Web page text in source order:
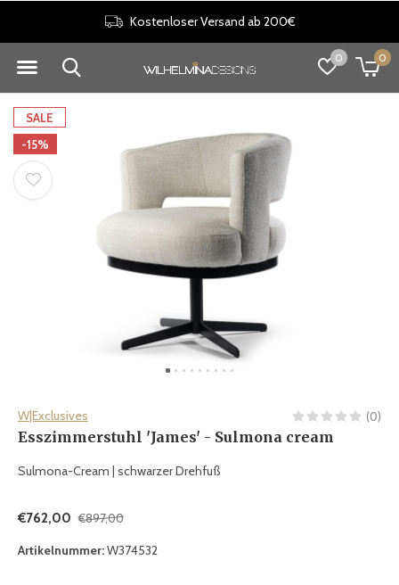
0 0
Kostenloser Versand ab 200€
SALE
-15%
W|Exclusives (0)
Esszimmerstuhl 'James' - Sulmona cream
Sulmona-Cream | schwarzer Drehfuß
€762,00 €897,00
Artikelnummer:W374532